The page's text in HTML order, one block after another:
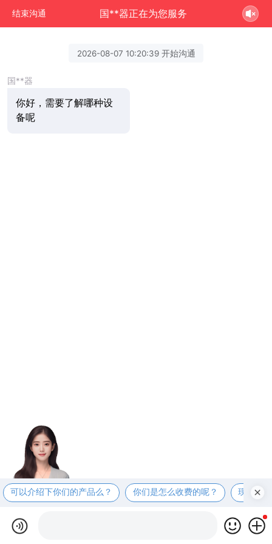
结束沟通 国**器正在为您服务
2026-08-07 10:20:39 开始沟通
国**器
你好，需要了解哪种设
备呢
可以介绍下你们的产品么？ 你们是怎么收费的呢？ 现在有